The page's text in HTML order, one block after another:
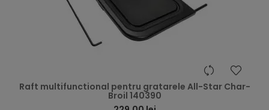
Raft multifunctional pentru gratarele All-Star Char-
Broil 140390